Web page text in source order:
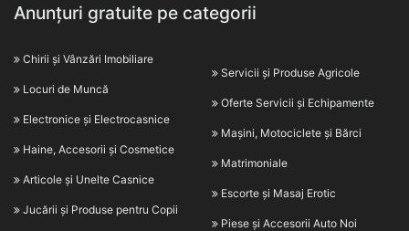
Anunțuri gratuite pe categorii
Chirii și Vânzări Imobiliare
Locuri de Muncă
Electronice și Electrocasnice
Haine, Accesorii și Cosmetice
Articole și Unelte Casnice
Jucării și Produse pentru Copii
Servicii și Produse Agricole
Oferte Servicii și Echipamente
Mașini, Motociclete și Bărci
Matrimoniale
Escorte și Masaj Erotic
Piese și Accesorii Auto Noi